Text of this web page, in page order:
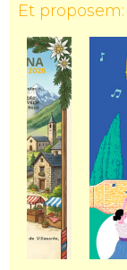
Et proposem: